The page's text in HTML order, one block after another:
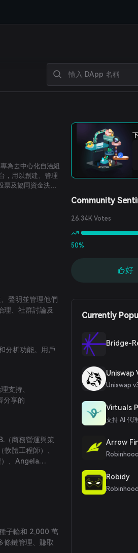
為去中心化自治組
，用以創建、管理
票及協同資金決策
聲明並管理他們
理、社群討論及
分析功能。用戶
支持、
分享的
（商務營運與策
體工程師）、
、Angela
（產品行銷經
區塊鏈協議工程
子輪和 2,000 萬
條鏈管理、賺取
Community
26.34K Votes
50%
好
Currently
Bridge-
Uniswap
Uniswap
Virtuals
支持 AI 代
Arrow
Robidy